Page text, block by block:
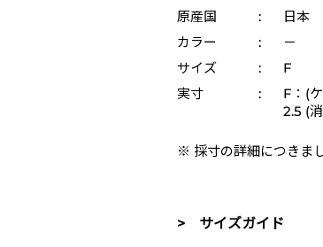
原産国
:
日本
カラー
:
－
サイズ
:
F
実寸
:
F：(
2.5 (
※ 採寸の詳細につきま
> サイズガイド